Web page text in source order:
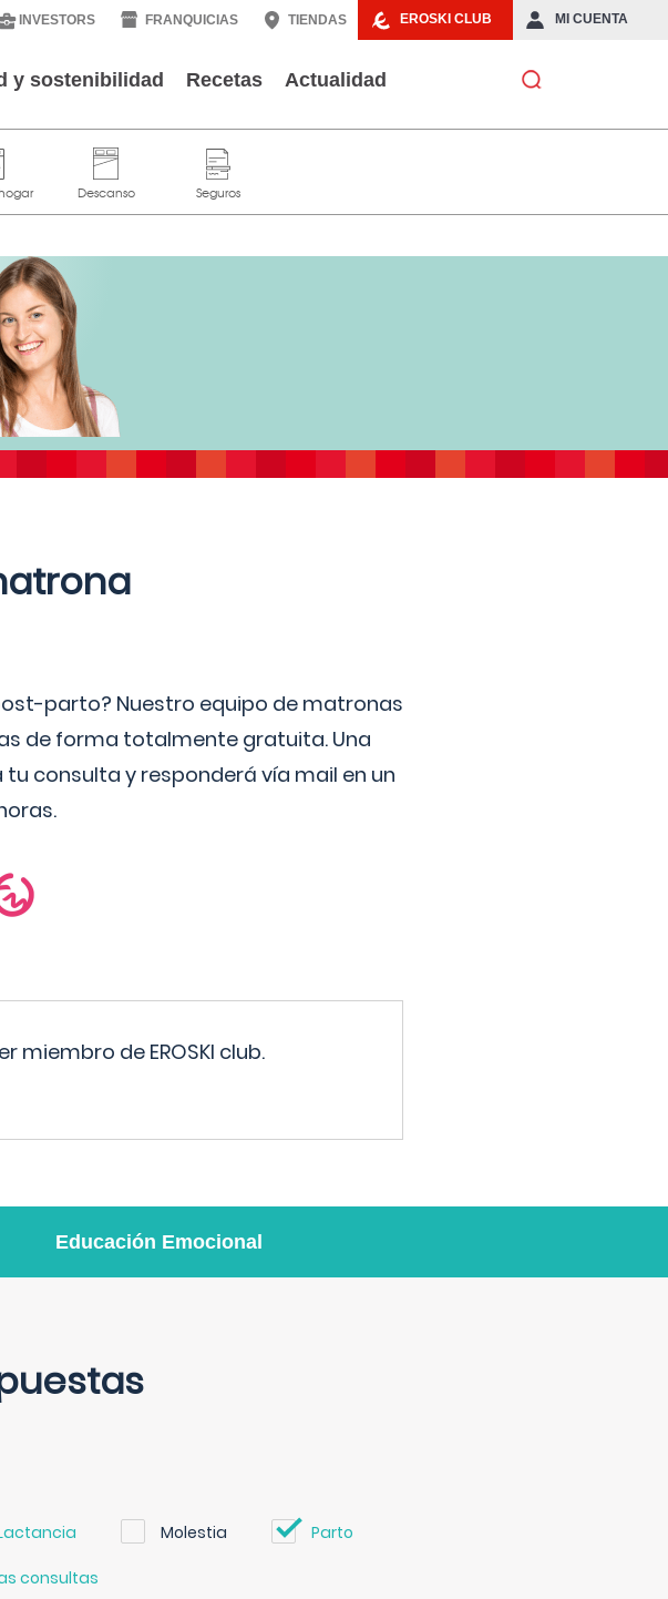
EROSKI CLUB MI CUENTA
INVESTORS FRANQUICIAS TIENDAS
y sostenibilidad Recetas Actualidad
parto? Nuestro equipo de matronas
de forma totalmente gratuita. Una
consulta y responderá vía mail en un
miembro de EROSKI club.
Educación Emocional
Molestia Parto
consultas